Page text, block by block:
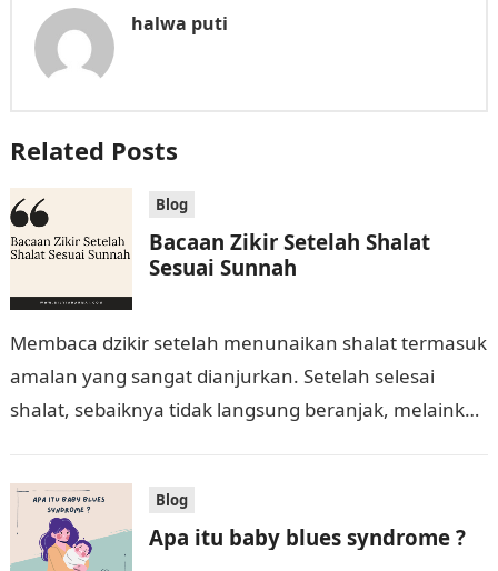
halwa puti
Related Posts
Blog
Bacaan Zikir Setelah Shalat
Sesuai Sunnah
Membaca dzikir setelah menunaikan shalat termasuk
amalan yang sangat dianjurkan. Setelah selesai
shalat, sebaiknya tidak langsung beranjak, melainkan
Blog
Apa itu baby blues syndrome ?